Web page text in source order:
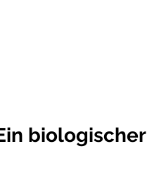
biologischer